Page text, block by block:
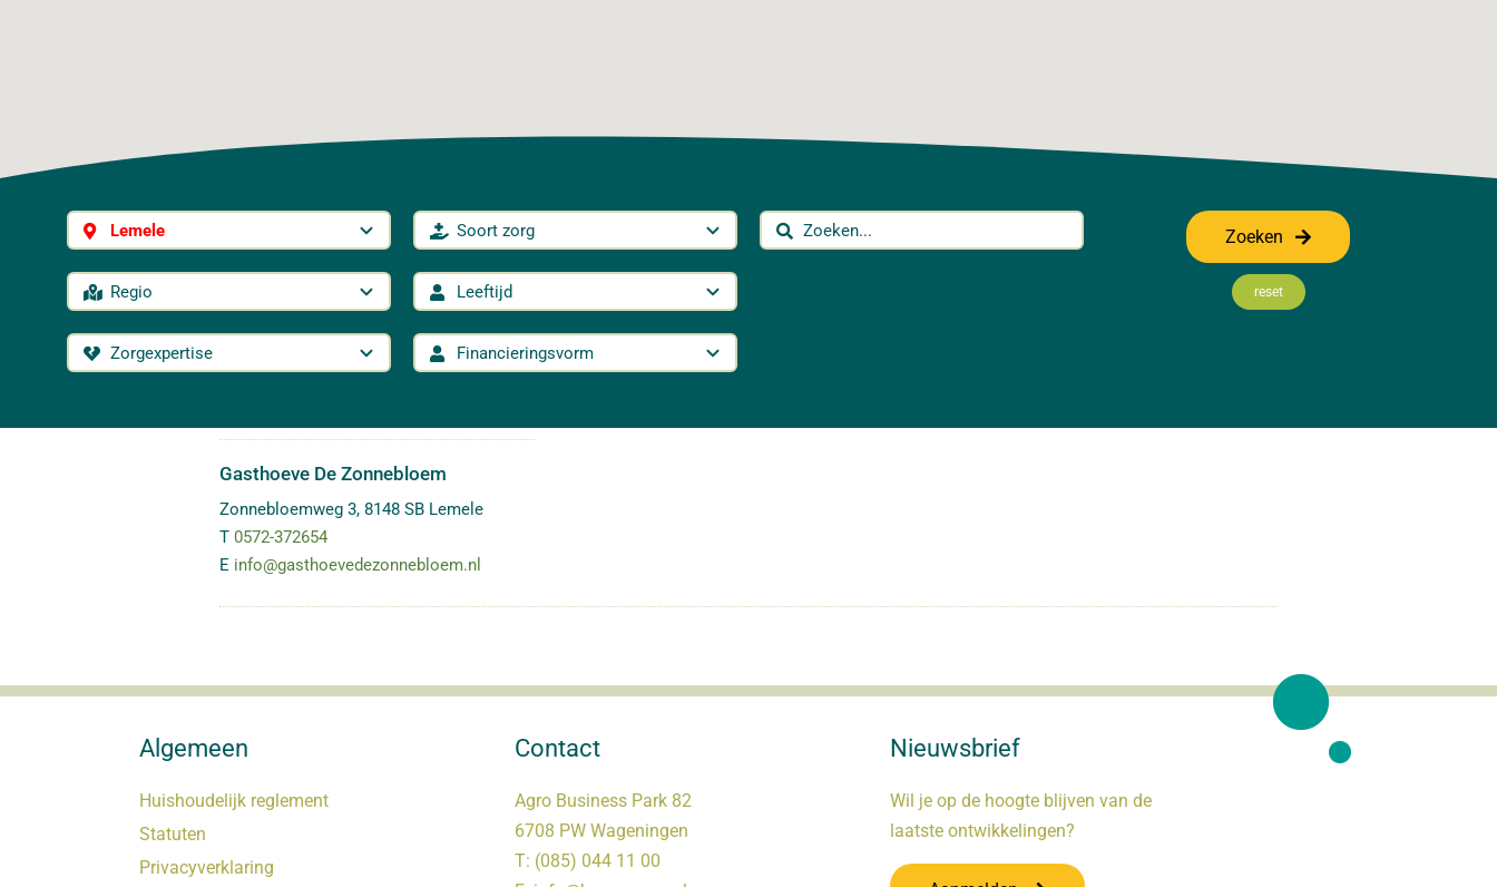
Zoeken
reset
Gasthoeve De Zonnebloem
Zonnebloemweg 3, 8148 SB Lemele
T 0572-372654
E info@gasthoevedezonnebloem.nl
Algemeen
Huishoudelijk reglement
Statuten
Privacyverklaring
Contact
Agro Business Park 82
6708 PW Wageningen
T: (085) 044 11 00
Nieuwsbrief
Wil je op de hoogte blijven van de
laatste ontwikkelingen?